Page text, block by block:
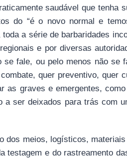
saudável que tenha
do “é o novo normal e
a série de barbaridades
e por diversas
se fale, ou pelo menos não se
quer preventivo, quer
as graves e emergentes,
a ser deixados para trás com
dos meios, logísticos,
testagem e do rastreamento